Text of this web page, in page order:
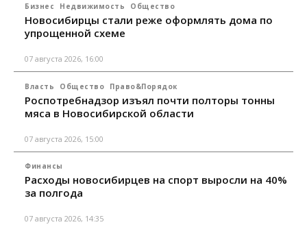
Бизнес Недвижимость Общество
Новосибирцы стали реже оформлять дома по
упрощенной схеме
07 августа 2026, 16:00
Власть Общество Право&Порядок
Роспотребнадзор изъял почти полторы тонны
мяса в Новосибирской области
07 августа 2026, 15:00
Финансы
Расходы новосибирцев на спорт выросли на 40%
за полгода
07 августа 2026, 14:35